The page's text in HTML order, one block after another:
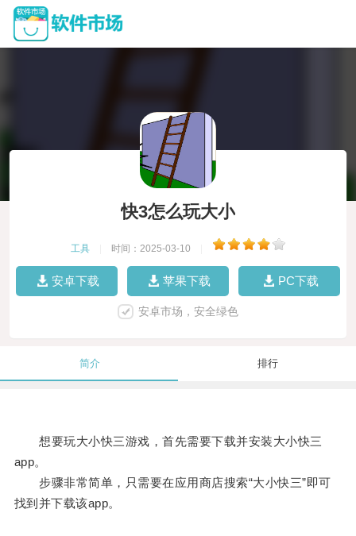
快3怎么玩大小
工具 时间：2025-03-10
安卓下载 苹果下载 PC下载
安卓市场，安全绿色
简介 排行
想要玩大小快三游戏，首先需要下载并安装大小快三
app。
步骤非常简单，只需要在应用商店搜索“大小快三”即可
找到并下载该app。